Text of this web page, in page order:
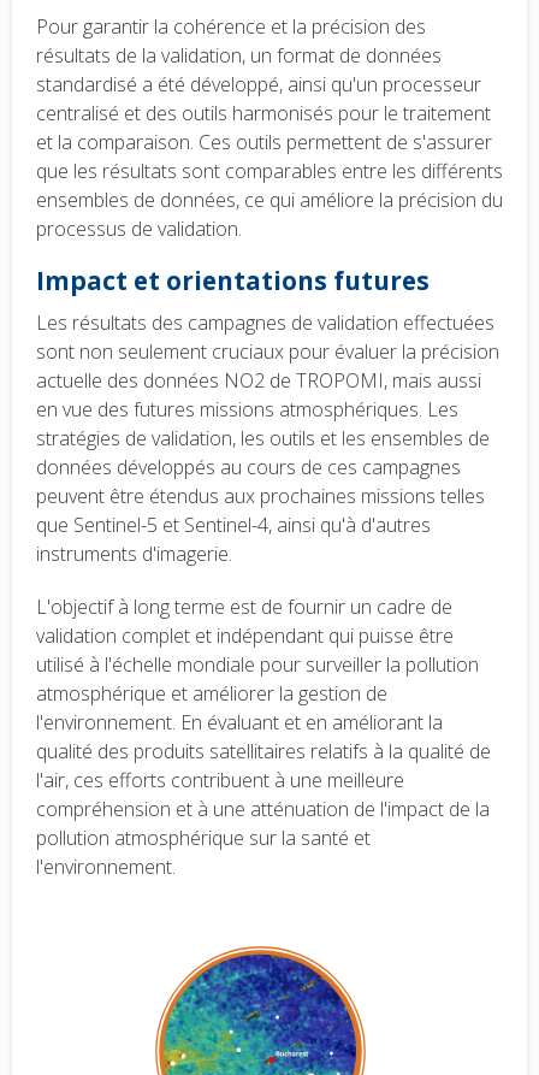
Pour garantir la cohérence et la précision des
résultats de la validation, un format de données
standardisé a été développé, ainsi qu'un processeur
centralisé et des outils harmonisés pour le traitement
et la comparaison. Ces outils permettent de s'assurer
que les résultats sont comparables entre les différents
ensembles de données, ce qui améliore la précision du
processus de validation.
Impact et orientations futures
Les résultats des campagnes de validation effectuées
sont non seulement cruciaux pour évaluer la précision
actuelle des données NO2 de TROPOMI, mais aussi
en vue des futures missions atmosphériques. Les
stratégies de validation, les outils et les ensembles de
données développés au cours de ces campagnes
peuvent être étendus aux prochaines missions telles
que Sentinel-5 et Sentinel-4, ainsi qu'à d'autres
instruments d'imagerie.
L'objectif à long terme est de fournir un cadre de
validation complet et indépendant qui puisse être
utilisé à l'échelle mondiale pour surveiller la pollution
atmosphérique et améliorer la gestion de
l'environnement. En évaluant et en améliorant la
qualité des produits satellitaires relatifs à la qualité de
l'air, ces efforts contribuent à une meilleure
compréhension et à une atténuation de l'impact de la
pollution atmosphérique sur la santé et
l'environnement.